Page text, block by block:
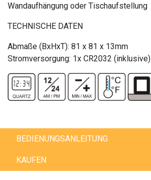
Wandaufhängung oder Tischaufstellung
TECHNISCHE DATEN
Abmaße (BxHxT): 81 x 81 x 13mm
Stromversorgung: 1x CR2032 (inklusive)
BEDIENUNGSANLEITUNG
KAUFEN